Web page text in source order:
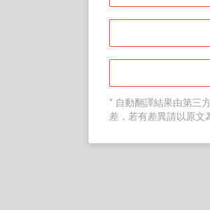
* 自動翻譯結果由第三
差，若有差異請以原文